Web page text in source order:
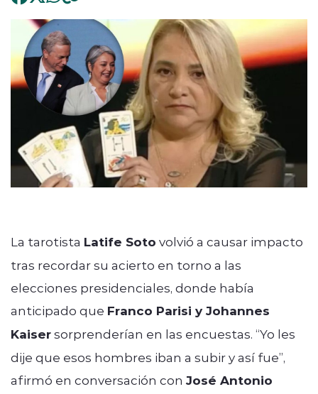
La tarotista Latife Soto volvió a causar impacto
tras recordar su acierto en torno a las
elecciones presidenciales, donde había
anticipado que Franco Parisi y Johannes
Kaisersorprenderían en las encuestas. “Yo les
dije que esos hombres iban a subir y así fue”,
afirmó en conversación con José Antonio